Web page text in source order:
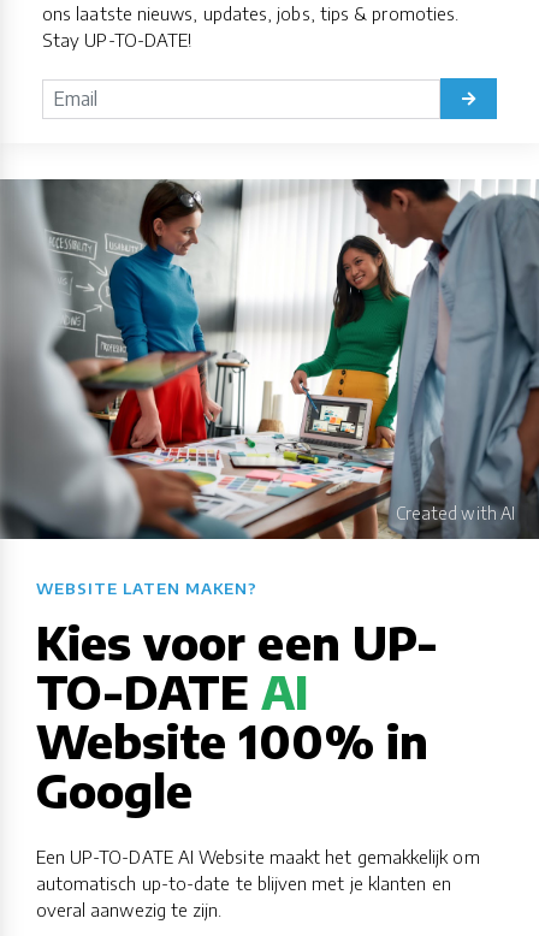
ons laatste nieuws, updates, jobs, tips & promoties.
Stay UP-TO-DATE!
WEBSITE LATEN MAKEN?​​​​​​​​​​​​​​
Kies voor een UP-
TO-DATE AI
Website 100% in
Google
Een UP-TO-DATE AI Website maakt het gemakkelijk om
automatisch up-to-date te blijven met je klanten en
overal aanwezig te zijn.